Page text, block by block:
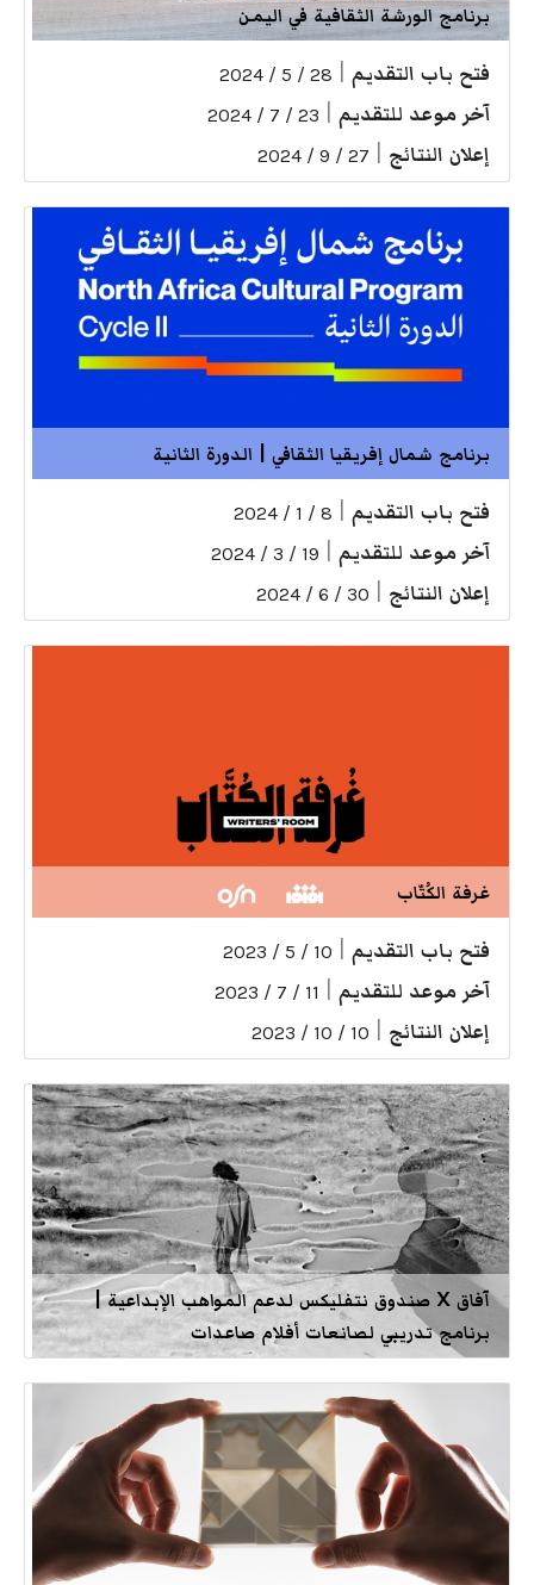
برنامج الورشة الثقافية في اليمن
فتح باب التقديم 28 / 5 / 2024
آخر موعد للتقديم 23 / 7 / 2024
إعلان النتائج 27 / 9 / 2024
برنامج شمال إفريقيا الثقافي | الدورة الثانية
فتح باب التقديم 8 / 1 / 2024
آخر موعد للتقديم 19 / 3 / 2024
إعلان النتائج 30 / 6 / 2024
غرفة الكُتّاب
فتح باب التقديم 10 / 5 / 2023
آخر موعد للتقديم 11 / 7 / 2023
إعلان النتائج 10 / 10 / 2023
آفاق X صندوق نتفليكس لدعم المواهب الإبداعية |
برنامج تدريبي لصانعات أفلام صاعدات